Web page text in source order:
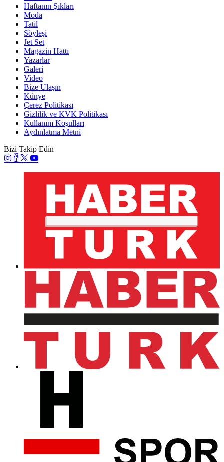
Haftanın Şıkları
Moda
Tatil
Söyleşi
Jet Set
Magazin Hattı
Yazarlar
Galeri
Video
Bize Ulaşın
Künye
Çerez Politikası
Gizlilik ve KVK Politikası
Kullanım Koşulları
Aydınlatma Metni
Bizi Takip Edin